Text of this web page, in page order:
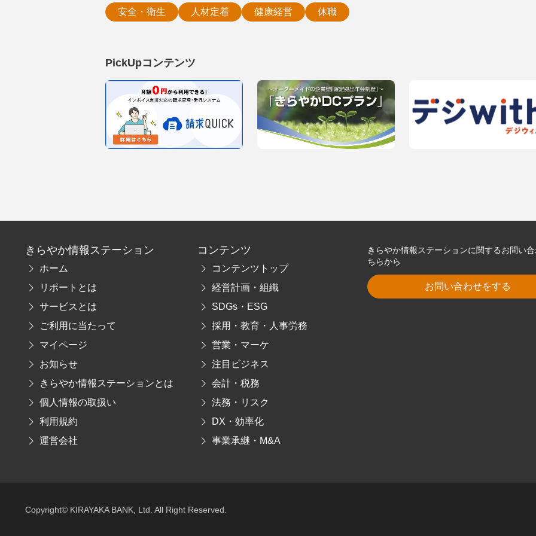
安全・衛生 人材定着 健康経営 休職
PickUpコンテンツ
きらやか情報ステーション
ホーム
リポートとは
サービスとは
ご利用に当たって
マイページ
お知らせ
きらやか情報ステーションとは
個人情報の取扱い
利用規約
運営会社
コンテンツ
コンテンツトップ
経営計画・組織
SDGs・ESG
採用・教育・人事労務
営業・マーケ
注目ビジネス
会計・税務
法務・リスク
DX・効率化
事業承継・M&A
きらやか情報ステーションに関するお問い
ちらから
お問い合わせをする
Copyright© KIRAYAKA BANK, Ltd. All Right Reserved.